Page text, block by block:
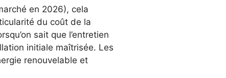
en 2026), cela
du coût de la
sait que l’entretien
initiale maîtrisée. Les
renouvelable et